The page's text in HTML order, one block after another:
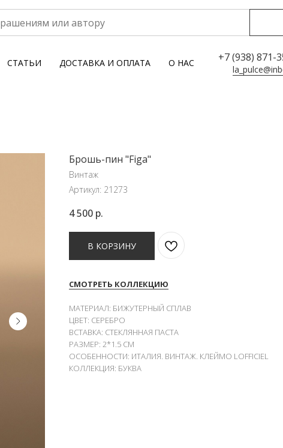
СТАТЬИ ДОСТАВКА И ОПЛАТА О НАС +7 (938) 871-
Брошь-пин "Figa"
Винтаж
Артикул: 21273
4 500 р.
В КОРЗИНУ
СМОТРЕТЬ КОЛЛЕКЦИЮ
МАТЕРИАЛ: БИЖУТЕРНЫЙ СПЛАВ
ЦВЕТ: СЕРЕБРО
ВСТАВКА: СТЕКЛЯННАЯ ПАСТА
РАЗМЕР: 2*1.5 СМ
ОСОБЕННОСТИ: ИТАЛИЯ. ВИНТАЖ. КЛЕЙМО LOFFICIEL
КОЛЛЕКЦИЯ: БУКВА